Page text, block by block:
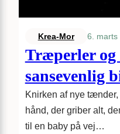
Krea-Mor 6. marts
Træperler og
sansevenlig
Knirken af nye
hånd, der griber alt,
til en baby på vej…